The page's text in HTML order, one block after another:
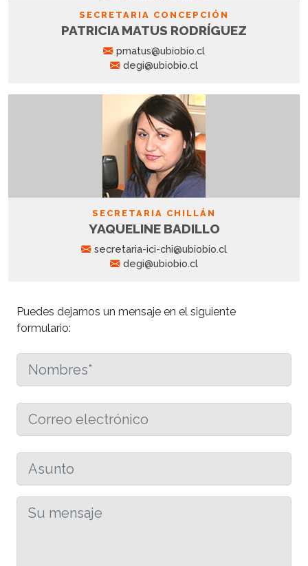
SECRETARIA CONCEPCIÓN
PATRICIA MATUS RODRÍGUEZ
pmatus@ubiobio.cl
degi@ubiobio.cl
SECRETARIA CHILLÁN
YAQUELINE BADILLO
secretaria-ici-chi@ubiobio.cl
degi@ubiobio.cl
Puedes dejarnos un mensaje en el siguiente
formulario: